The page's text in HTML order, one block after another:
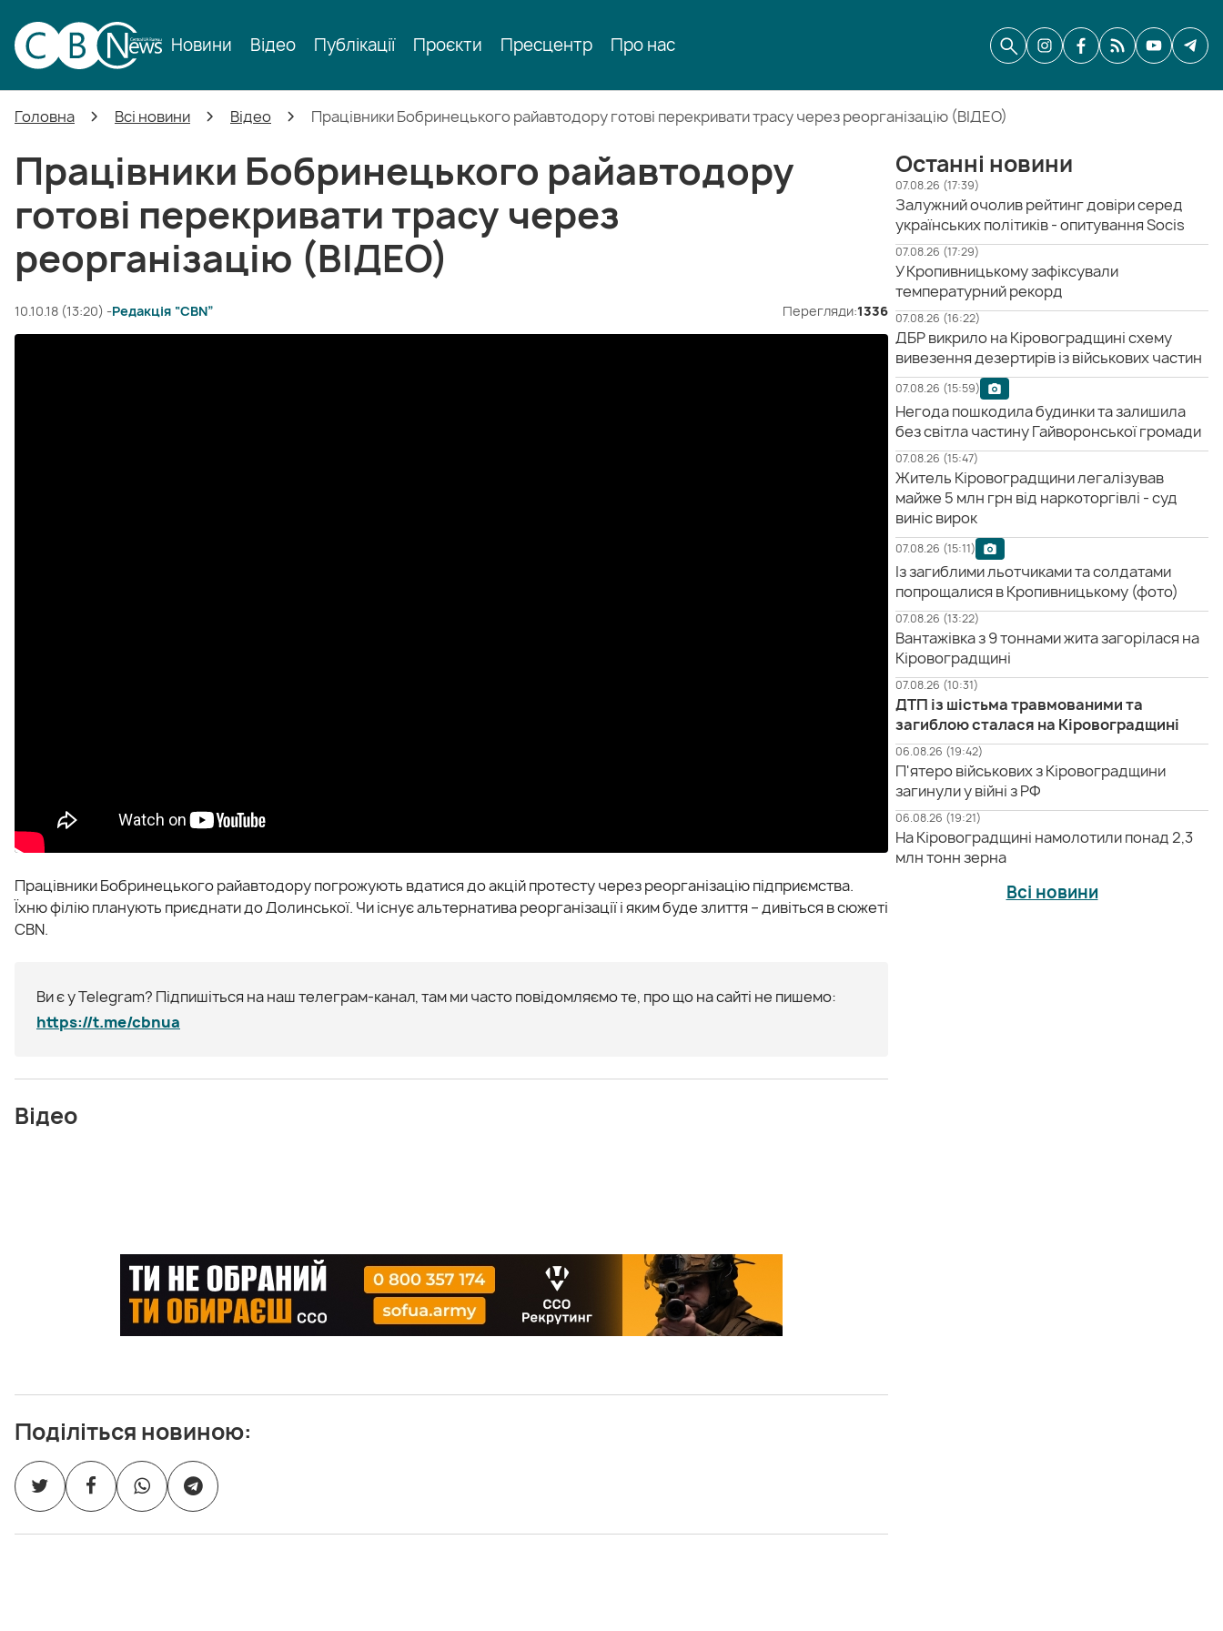
Новини Відео Публікації Проєкти Пресцентр Про нас
Головна Всі новини Відео Працівники Бобринецького райавтодору готові перекривати трасу через реорганізацію (ВІДЕО)
Працівники Бобринецького райавтодору
готові перекривати трасу через
реорганізацію (ВІДЕО)
10.10.18 (13:20) -Редакція “CBN” Перегляди:1336
Працівники Бобринецького райавтодору погрожують вдатися до акцій протесту через реорганізацію підприємства.
Їхню філію планують приєднати до Долинської. Чи існує альтернатива реорганізації і яким буде злиття – дивіться в сюжеті
CBN.
Ви є у Telegram? Підпишіться на наш телеграм-канал, там ми часто повідомляємо те, про що на сайті не пишемо:
https://t.me/cbnua
Відео
Поділіться новиною:
Останні новини
07.08.26 (17:39)
Залужний очолив рейтинг довіри серед
українських політиків - опитування Socis
07.08.26 (17:29)
У Кропивницькому зафіксували
температурний рекорд
07.08.26 (16:22)
ДБР викрило на Кіровоградщині схему
вивезення дезертирів із військових частин
07.08.26 (15:59)
Негода пошкодила будинки та залишила
без світла частину Гайворонської громади
07.08.26 (15:47)
Житель Кіровоградщини легалізував
майже 5 млн грн від наркоторгівлі - суд
виніс вирок
07.08.26 (15:11)
Із загиблими льотчиками та солдатами
попрощалися в Кропивницькому (фото)
07.08.26 (13:22)
Вантажівка з 9 тоннами жита загорілася на
Кіровоградщині
07.08.26 (10:31)
ДТП із шістьма травмованими та
загиблою сталася на Кіровоградщині
06.08.26 (19:42)
П'ятеро військових з Кіровоградщини
загинули у війні з РФ
06.08.26 (19:21)
На Кіровоградщині намолотили понад 2,3
млн тонн зерна
Всі новини